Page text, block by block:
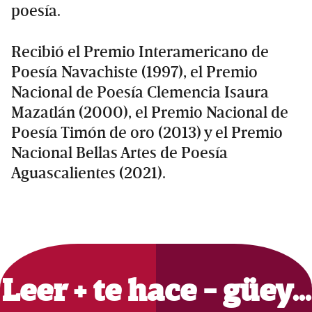
poesía.
Recibió el Premio Interamericano de
Poesía Navachiste (1997), el Premio
Nacional de Poesía Clemencia Isaura
Mazatlán (2000), el Premio Nacional de
Poesía Timón de oro (2013) y el Premio
Nacional Bellas Artes de Poesía
Aguascalientes (2021).
Primary
Sidebar
Leer + te hace - güey…